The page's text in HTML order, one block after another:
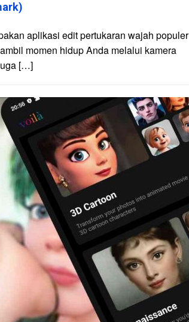
aplikasi edit pertukaran wajah populer
momen hidup Anda melalui kamera
[…]